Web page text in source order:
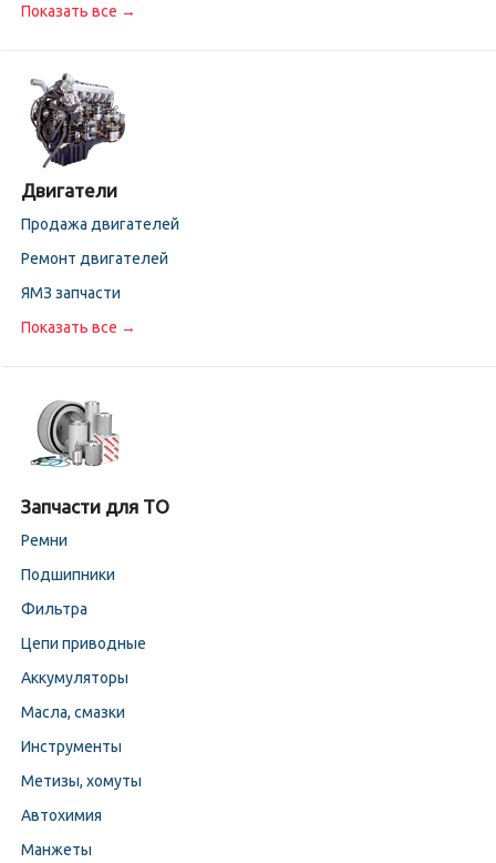
Показать все →
Двигатели
Продажа двигателей
Ремонт двигателей
ЯМЗ запчасти
Показать все →
Запчасти для ТО
Ремни
Подшипники
Фильтра
Цепи приводные
Аккумуляторы
Масла, смазки
Инструменты
Метизы, хомуты
Автохимия
Манжеты